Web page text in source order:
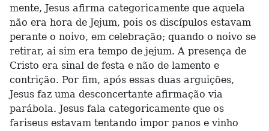
mente, Jesus afirma categoricamente que aquela
não era hora de Jejum, pois os discípulos estavam
perante o noivo, em celebração; quando o noivo se
retirar, ai sim era tempo de jejum. A presença de
Cristo era sinal de festa e não de lamento e
contrição. Por fim, após essas duas arguições,
Jesus faz uma desconcertante afirmação via
parábola. Jesus fala categoricamente que os
fariseus estavam tentando impor panos e vinho